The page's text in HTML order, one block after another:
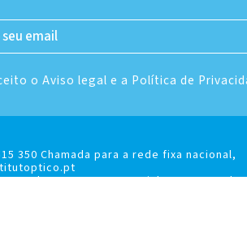
o Aviso legal e a Política de
350 Chamada para a rede fixa nacional,
16B, 1500-370 Lisboa, Portugal